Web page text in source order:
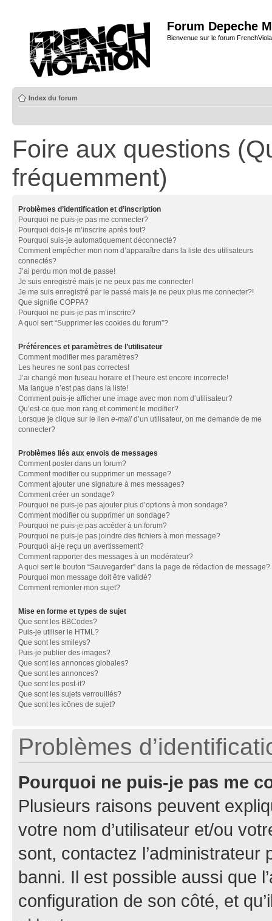
Forum Depeche
Bienvenue sur le forum
Index du forum
Foire aux questions
fréquemment)
Problèmes d’identification et d’inscription
Pourquoi ne puis-je pas me connecter?
Pourquoi dois-je m’inscrire après tout?
Pourquoi suis-je automatiquement déconnecté?
Comment empêcher mon nom d’apparaître dans la liste des utilisateurs
connectés?
J’ai perdu mon mot de passe!
Je suis enregistré mais je ne peux pas me connecter!
Je me suis enregistré par le passé mais je ne peux plus me connecter?!
Que signifie COPPA?
Pourquoi ne puis-je pas m’inscrire?
A quoi sert “Supprimer les cookies du forum”?
Préférences et paramètres de l’utilisateur
Comment modifier mes paramètres?
Les heures ne sont pas correctes!
J’ai changé mon fuseau horaire et l’heure est encore incorrecte!
Ma langue n’est pas dans la liste!
Comment puis-je afficher une image avec mon nom d’utilisateur?
Qu’est-ce que mon rang et comment le modifier?
Lorsque je clique sur le lien e-mail d’un utilisateur, on me demande de me
connecter?
Problèmes liés aux envois de messages
Comment poster dans un forum?
Comment modifier ou supprimer un message?
Comment ajouter une signature à mes messages?
Comment créer un sondage?
Pourquoi ne puis-je pas ajouter plus d’options à mon sondage?
Comment modifier ou supprimer un sondage?
Pourquoi ne puis-je pas accéder à un forum?
Pourquoi ne puis-je pas joindre des fichiers à mon message?
Pourquoi ai-je reçu un avertissement?
Comment rapporter des messages à un modérateur?
A quoi sert le bouton “Sauvegarder” dans la page de rédaction de message?
Pourquoi mon message doit être validé?
Comment remonter mon sujet?
Mise en forme et types de sujet
Que sont les BBCodes?
Puis-je utiliser le HTML?
Que sont les smileys?
Puis-je publier des images?
Que sont les annonces globales?
Que sont les annonces?
Que sont les post-it?
Que sont les sujets verrouillés?
Que sont les icônes de sujet?
Problèmes
Pourquoi ne puis-je pas me
Plusieurs raisons peuvent
votre nom d’utilisateur et/ou
sont, contactez l’administrateur
banni. Il est possible aussi que
configuration de son côté, et